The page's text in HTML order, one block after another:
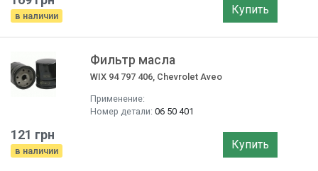
в наличии Купить
Фильтр маслa
WIX 94 797 406, Chevrolet Aveo
Применение:
Номер детали: 06 50 401
121 грн
в наличии Купить